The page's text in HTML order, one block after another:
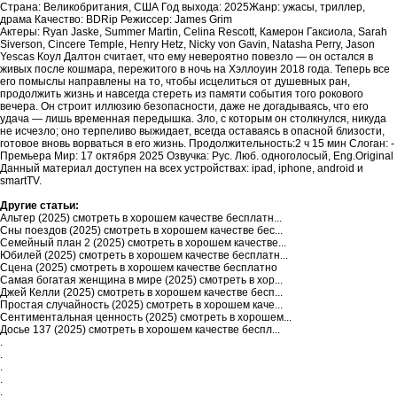
Страна: Великобритания, США Год выхода: 2025Жанр: ужасы, триллер,
драма Качество: BDRip Режиссер: James Grim
Актеры: Ryan Jaske, Summer Martin, Celina Rescott, Камерон Гаксиола, Sarah
Siverson, Cincere Temple, Henry Hetz, Nicky von Gavin, Natasha Perry, Jason
Yescas Коул Далтон считает, что ему невероятно повезло — он остался в
живых после кошмара, пережитого в ночь на Хэллоуин 2018 года. Теперь все
его помыслы направлены на то, чтобы исцелиться от душевных ран,
продолжить жизнь и навсегда стереть из памяти события того рокового
вечера. Он строит иллюзию безопасности, даже не догадываясь, что его
удача — лишь временная передышка. Зло, с которым он столкнулся, никуда
не исчезло; оно терпеливо выжидает, всегда оставаясь в опасной близости,
готовое вновь ворваться в его жизнь. Продолжительность:2 ч 15 мин Слоган: -
Премьера Мир: 17 октября 2025 Озвучка: Рус. Люб. одноголосый, Eng.Original
Данный материал доступен на всех устройствах: ipad, iphone, android и
smartTV.
Другие статьи:
Альтер (2025) смотреть в хорошем качестве бесплатн...
Сны поездов (2025) смотреть в хорошем качестве бес...
Семейный план 2 (2025) смотреть в хорошем качестве...
Юбилей (2025) смотреть в хорошем качестве бесплатн...
Сцена (2025) смотреть в хорошем качестве бесплатно
Самая богатая женщина в мире (2025) смотреть в хор...
Джей Келли (2025) смотреть в хорошем качестве бесп...
Простая случайность (2025) смотреть в хорошем каче...
Сентиментальная ценность (2025) смотреть в хорошем...
Досье 137 (2025) смотреть в хорошем качестве беспл...
.
.
.
.
.